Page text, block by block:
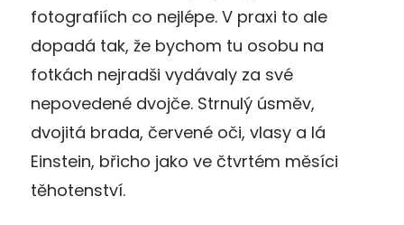
fotografiích co nejlépe. V praxi to ale
dopadá tak, že bychom tu osobu na
fotkách nejradši vydávaly za své
nepovedené dvojče. Strnulý úsměv,
dvojitá brada, červené oči, vlasy a lá
Einstein, břicho jako ve čtvrtém měsíci
těhotenství.